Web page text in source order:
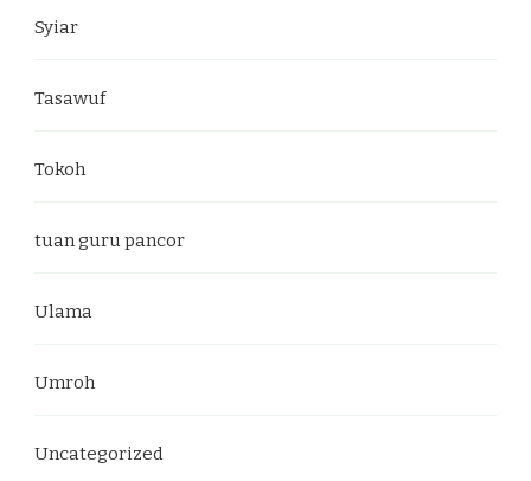
Syiar
Tasawuf
Tokoh
tuan guru pancor
Ulama
Umroh
Uncategorized